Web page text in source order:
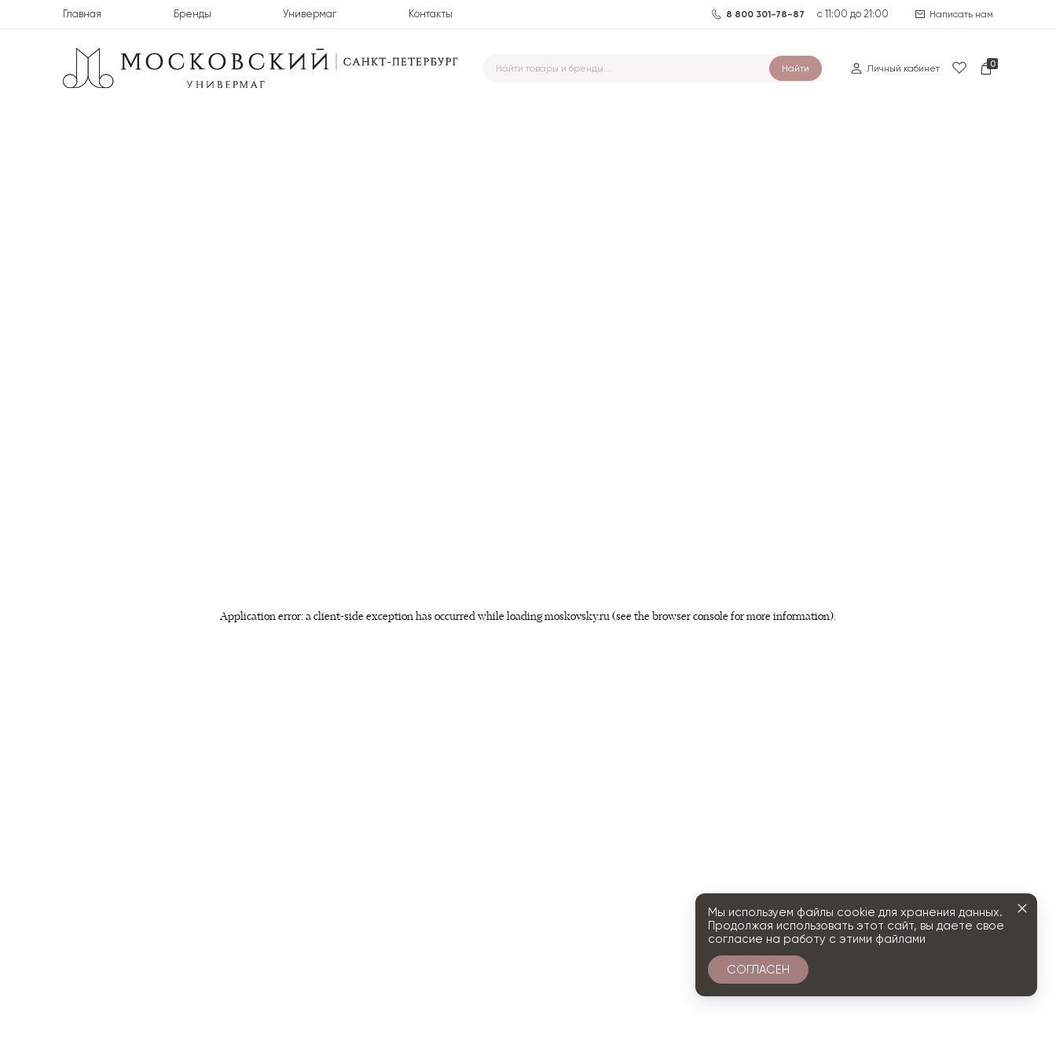
Главная Бренды Универмаг Контакты 8 800 301-78-87 с 11:00 до 21:00 Написать нам
Найти Личный кабинет 0
Application error: a client-side exception has occurred while loadingmoskovsky.ru (see the browser console for more information).
Мы используем файлы cookie для хранения данных.
Продолжая использовать этот сайт, вы даете свое
согласие на работу с этими файлами
СОГЛАСЕН